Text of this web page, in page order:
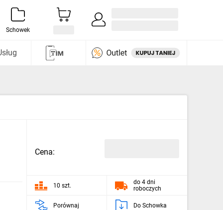
Schowek
Cena:
10 szt.
do 4 dni
roboczych
Porównaj Do Schowka